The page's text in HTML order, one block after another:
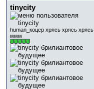
tinycity
human_коцер хрясь хрясь хрясь
ммм